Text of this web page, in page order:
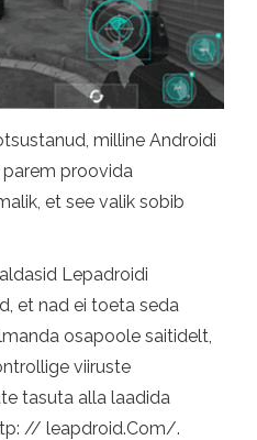
milline Androidi
proovida
et see valik sobib
Lepadroidi
et nad ei toeta seda
osapoole saitidelt,
viiruste
tasuta alla laadida
// leapdroid.Com/.